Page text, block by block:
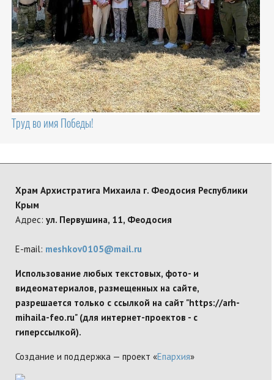
Труд во имя Победы!
Храм Архистратига Михаила г. Феодосия Республики
Крым
Адрес: ул. Первушина, 11, Феодосия
E-mail: meshkov0105@mail.ru
Использование любых текстовых, фото- и
видеоматериалов, размещенных на сайте,
разрешается только с ссылкой на сайт "https://arh-
mihaila-feo.ru" (для интернет-проектов - с
гиперссылкой).
Создание и поддержка — проект «Епархия»